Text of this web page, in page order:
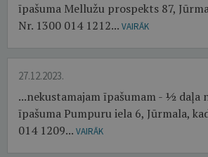
īpašuma Mellužu prospekts 87,
Nr. 1300 014 1212... VAIRĀK
27.12.2023.
...nekustamajam īpašumam - ½ daļa
īpašuma Pumpuru iela 6, Jūrmala,
014 1209... VAIRĀK